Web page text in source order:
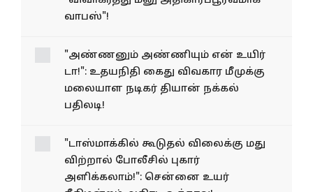
வாபஸ்"!
"அண்ணனும் அண்ணியும் என் உயிர்
டா!": உதயநிதி கைது விவகார மீமுக்கு
மலையாள நடிகர் தியான் நக்கல்
பதிலடி!
"டாஸ்மாக்கில் கூடுதல் விலைக்கு மது
விற்றால் போலீசில் புகார்
அளிக்கலாம்!": சென்னை உயர்